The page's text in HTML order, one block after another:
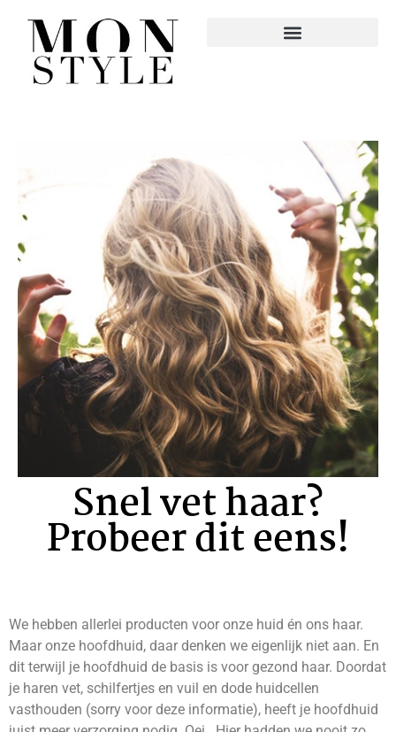
Snel vet haar?
Probeer dit eens!
We hebben allerlei producten voor onze huid én ons haar.
Maar onze hoofdhuid, daar denken we eigenlijk niet aan. En
dit terwijl je hoofdhuid de basis is voor gezond haar. Doordat
je haren vet, schilfertjes en vuil en dode huidcellen
vasthouden (sorry voor deze informatie), heeft je hoofdhuid